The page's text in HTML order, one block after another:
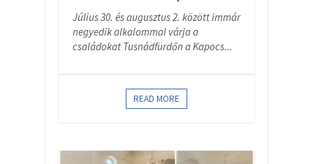
Július 30. és augusztus 2. között immár
negyedik alkalommal várja a
családokat Tusnádfürdőn a Kapocs...
READ MORE